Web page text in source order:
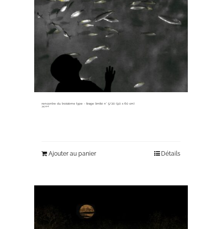
rencontre du troisième type ~ tirage limité n° 5/20 (90 x 60 cm)
345,00€
Ajouter au panier Détails